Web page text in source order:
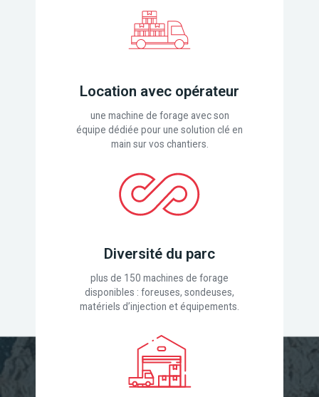
Location avec opérateur
une machine de forage avec son
équipe dédiée pour une solution clé en
main sur vos chantiers.
Diversité du parc
plus de 150 machines de forage
disponibles : foreuses, sondeuses,
matériels d’injection et équipements.